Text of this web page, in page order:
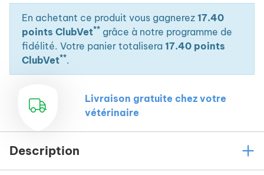
d'oxalate de calcium qui présentent un risque d'excès
pondéral. Cliniquement prouvé pour dissoudre les
calculs de struvite stérile en seulement 14 jours.
En achetant ce produit vous gagnerez 17.40
points ClubVet** grâce à notre programme de
fidélité. Votre panier totalisera 17.40 points
ClubVet**.
Livraison gratuite chez votre
vétérinaire
Description